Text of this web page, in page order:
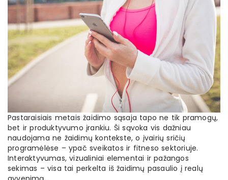
Pastaraisiais metais žaidimo sąsaja tapo ne tik pramogų,
bet ir produktyvumo įrankiu. Ši sąvoka vis dažniau
naudojama ne žaidimų kontekste, o įvairių sričių
programėlėse – ypač sveikatos ir fitneso sektoriuje.
Interaktyvumas, vizualiniai elementai ir pažangos
sekimas – visa tai perkelta iš žaidimų pasaulio į realų